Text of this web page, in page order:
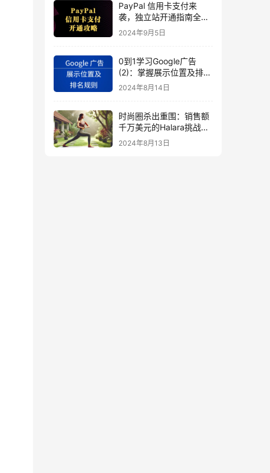
PayPal 信用卡支付来
袭，独立站开通指南全揭
秘
2024年9月5日
0到1学习Google广告
(2)：掌握展示位置及排名
规则
2024年8月14日
时尚圈杀出重围：销售额
千万美元的Halara挑战
SHEIN成新时尚巨头
（上）
2024年8月13日